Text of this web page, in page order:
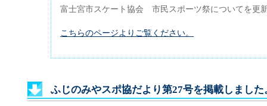
富士宮市スケート協会 市民スポーツ祭についてを更
こちらのページよりご覧ください。
ふじのみやスポ協だより第27号を掲載しました